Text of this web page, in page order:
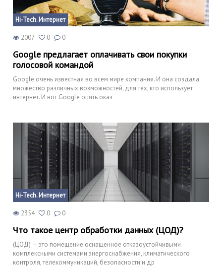
Hi-Tech. Интернет
2007 0 0
Google предлагает оплачивать свои покупки
голосовой командой
Google очень известная во всем мире компания. И она создала
множество различных возможностей, для тех, кто использует
интернет. И вот Google опять оказ
Hi-Tech. Интернет
2354 0 0
Что такое центр обработки данных (ЦОД)?
(ЦОД) — это помещение оснащённое отказоустойчивыми
комплексными системами энергоснабжения, климатического
контроля, телекоммуникаций, безопасности и др